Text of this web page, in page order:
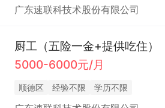
广东速联科技术股份有限公司
厨工（五险一金+提供吃住）
5000-6000元/月
顺德区 经验不限 学历不限